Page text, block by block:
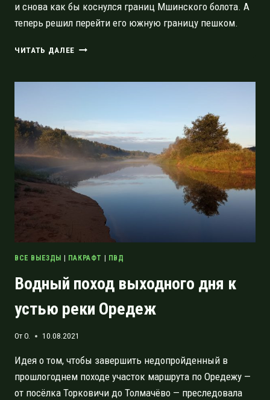
и снова как бы коснулся границ Мшинского болота. А
теперь решил перейти его южную границу пешком.
ЧИТАТЬ ДАЛЕЕ МОЛОСОВСКИЕ
ДЕРЕВНЯ
ВСЕ ВЫЕЗДЫ | ПАКРАФТ | ПВД
Водный поход выходного дня к
устью реки Оредеж
ОтO. 10.08.2021
Идея о том, чтобы завершить недопройденный в
прошлогоднем походе участок маршрута по Оредежу —
от посёлка Торковичи до Толмачёво — преследовала